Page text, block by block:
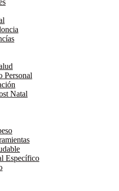
Personal
Natal
Específico